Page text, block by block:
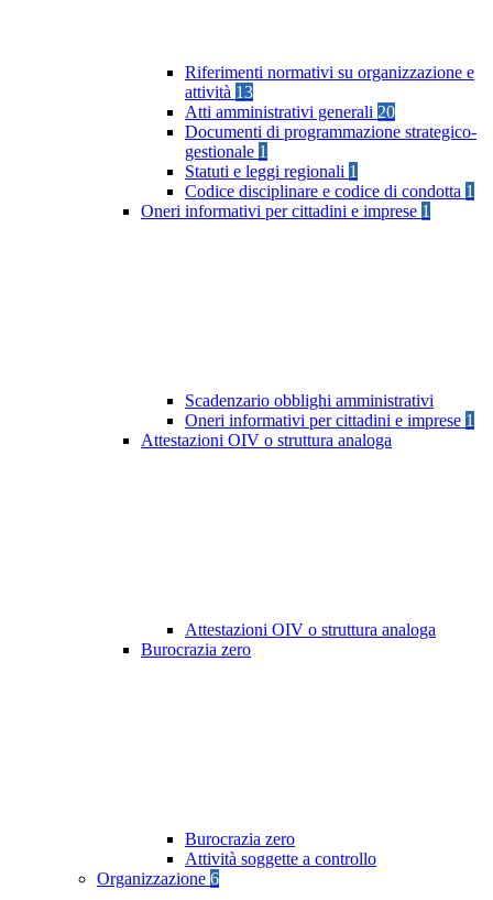
Riferimenti normativi su organizzazione e
attività 13
Atti amministrativi generali 20
Documenti di programmazione strategico-
gestionale 1
Statuti e leggi regionali 1
Codice disciplinare e codice di condotta 1
Oneri informativi per cittadini e imprese 1
Scadenzario obblighi amministrativi
Oneri informativi per cittadini e imprese 1
Attestazioni OIV o struttura analoga
Attestazioni OIV o struttura analoga
Burocrazia zero
Burocrazia zero
Attività soggette a controllo
Organizzazione 6